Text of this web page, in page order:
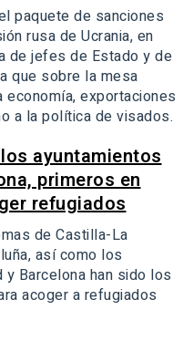
paquete de sanciones
rusa de Ucrania, en
de jefes de Estado y de
que sobre la mesa
exportaciones
a la política de visados.
ayuntamientos
primeros en
refugiados
de Castilla-La
así como los
Barcelona han sido los
acoger a refugiados